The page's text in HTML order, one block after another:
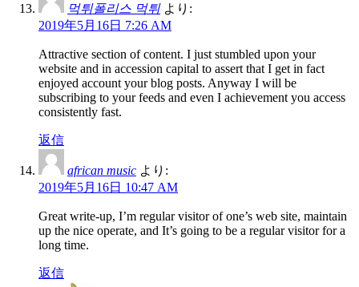
먹튀폴리스 먹튀 より:
2019年5月16日 7:26 AM
Attractive section of content. I just stumbled upon your
website and in accession capital to assert that I get in fact
enjoyed account your blog posts. Anyway I will be
subscribing to your feeds and even I achievement you access
consistently fast.
返信
african music より:
2019年5月16日 10:47 AM
Great write-up, I’m regular visitor of one’s web site, maintain
up the nice operate, and It’s going to be a regular visitor for a
long time.
返信